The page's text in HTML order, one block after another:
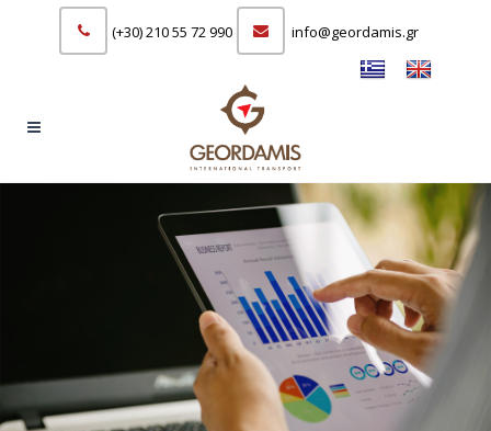
info@geordamis.gr
(+30) 210 55 72 990